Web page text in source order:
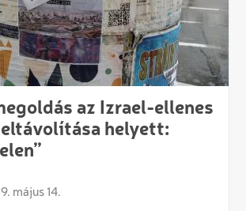
az Izrael-ellenes
helyett:
május 14.